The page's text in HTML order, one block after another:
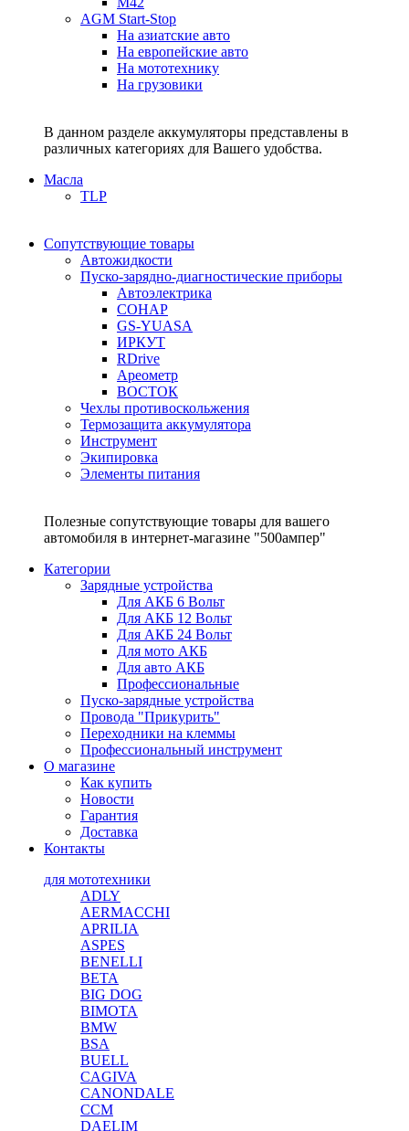
AGM Start-Stop
На азиатские авто
На европейские авто
На мототехнику
На грузовики
В данном разделе аккумуляторы представлены в
различных категориях для Вашего удобства.
Масла
TLP
Сопутствующие товары
Автожидкости
Пуско-зарядно-диагностические приборы
Автоэлектрика
СОНАР
GS-YUASA
ИРКУТ
RDrive
Ареометр
ВОСТОК
Чехлы противоскольжения
Термозащита аккумулятора
Инструмент
Экипировка
Элементы питания
Полезные сопутствующие товары для вашего
автомобиля в интернет-магазине "500ампер"
Категории
Зарядные устройства
Для АКБ 6 Вольт
Для АКБ 12 Вольт
Для АКБ 24 Вольт
Для мото АКБ
Для авто АКБ
Профессиональные
Пуско-зарядные устройства
Провода "Прикурить"
Переходники на клеммы
Профессиональный инструмент
О магазине
Как купить
Новости
Гарантия
Доставка
Контакты
для мототехники
ADLY
AERMACCHI
APRILIA
ASPES
BENELLI
BETA
BIG DOG
BIMOTA
BMW
BSA
BUELL
CAGIVA
CANONDALE
CCM
DAELIM